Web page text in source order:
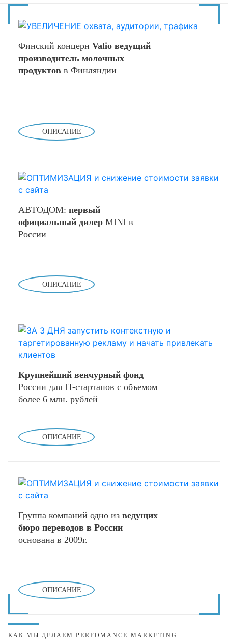
Финский концерн Valio ведущий
производитель молочных
продуктов в Финляндии
ОПИСАНИЕ
АВТОДОМ: первый
официальный дилер MINI в
России
ОПИСАНИЕ
Крупнейший венчурный фонд
России для IT-стартапов с объемом
более 6 млн. рублей
ОПИСАНИЕ
Группа компаний одно из ведущих
бюро переводов в России
основана в 2009г.
ОПИСАНИЕ
КАК МЫ ДЕЛАЕМ PERFOMANCE-MARKETING